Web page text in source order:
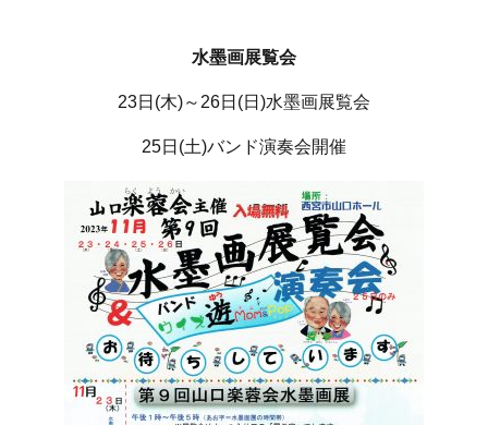
水墨画展覧会
23日(木)～26日(日)水墨画展覧会
25日(土)バンド演奏会開催